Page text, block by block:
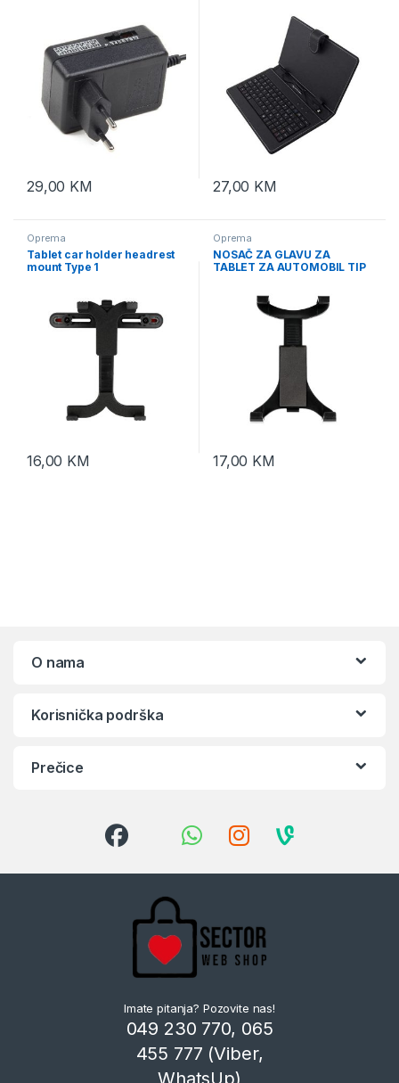
29,00 KM 27,00 KM
Oprema
Tablet car holder headrest
mount Type 1
16,00 KM
Oprema
NOSAČ ZA GLAVU ZA
TABLET ZA AUTOMOBIL TIP
17,00 KM
O nama
Korisnička podrška
Prečice
Imate pitanja? Pozovite nas!
049 230 770, 065
455 777 (Viber,
WhatsUp)